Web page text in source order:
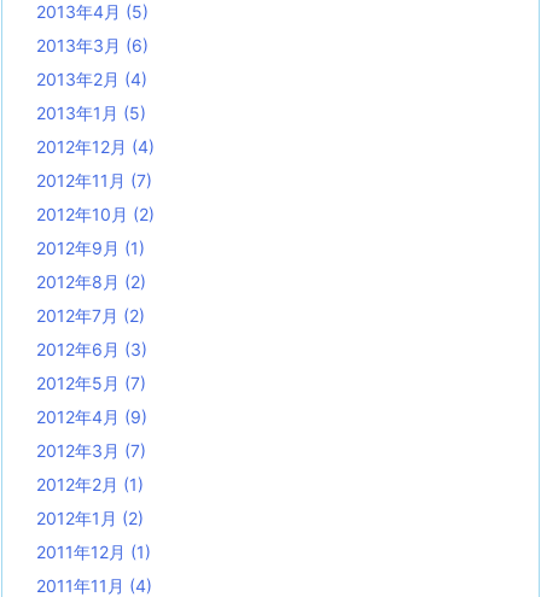
2013年4月 (5)
2013年3月 (6)
2013年2月 (4)
2013年1月 (5)
2012年12月 (4)
2012年11月 (7)
2012年10月 (2)
2012年9月 (1)
2012年8月 (2)
2012年7月 (2)
2012年6月 (3)
2012年5月 (7)
2012年4月 (9)
2012年3月 (7)
2012年2月 (1)
2012年1月 (2)
2011年12月 (1)
2011年11月 (4)